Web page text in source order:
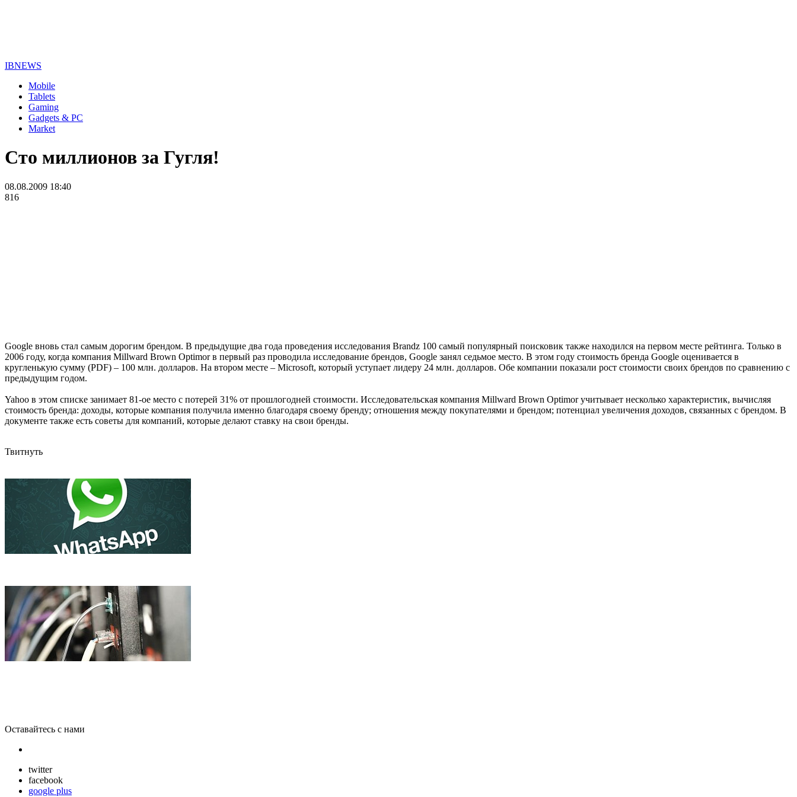
IBNEWS
Mobile
Tablets
Gaming
Gadgets & PC
Market
Сто миллионов за Гугля!
08.08.2009 18:40
816
Google вновь стал самым дорогим брендом. В предыдущие два года проведения исследования Brandz 100 самый популярный поисковик также находился на первом месте рейтинга. Только в
2006 году, когда компания Millward Brown Optimor в первый раз проводила исследование брендов, Google занял седьмое место. В этом году стоимость бренда Google оценивается в
кругленькую сумму (PDF) – 100 млн. долларов. На втором месте – Microsoft, который уступает лидеру 24 млн. долларов. Обе компании показали рост стоимости своих брендов по сравнению с
предыдущим годом.
Yahoo в этом списке занимает 81-ое место с потерей 31% от прошлогодней стоимости. Исследовательская компания Millward Brown Optimor учитывает несколько характеристик, вычисляя
стоимость бренда: доходы, которые компания получила именно благодаря своему бренду; отношения между покупателями и брендом; потенциал увеличения доходов, связанных с брендом. В
документе также есть советы для компаний, которые делают ставку на свои бренды.
Твитнуть
Оставайтесь с нами
twitter
facebook
google plus